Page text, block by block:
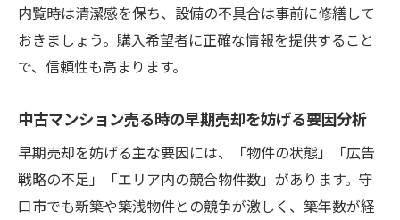
内覧時は清潔感を保ち、設備の不具合は事前に修繕して
おきましょう。購入希望者に正確な情報を提供すること
で、信頼性も高まります。
中古マンション売る時の早期売却を妨げる要因分析
早期売却を妨げる主な要因には、「物件の状態」「広告
戦略の不足」「エリア内の競合物件数」があります。守
口市でも新築や築浅物件との競争が激しく、築年数が経